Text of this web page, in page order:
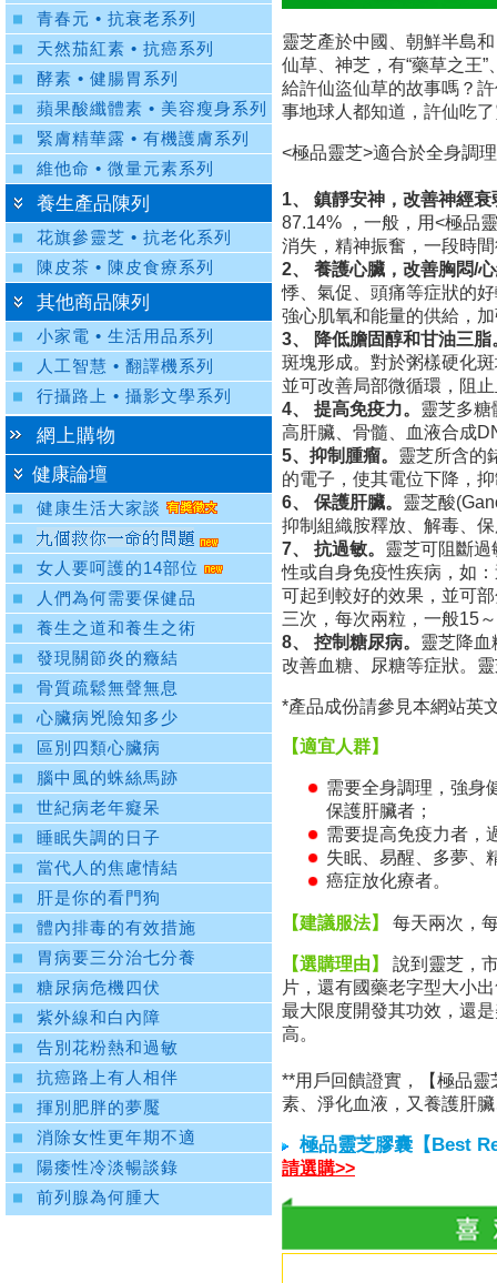
靈芝產於中國、朝鮮半島
仙草、神芝，有“藥草之王
給許仙盜仙草的故事嗎？
事地球人都知道，許仙吃
<極品靈芝>適合於全身調
1、 鎮靜安神，改善神經衰
87.14% ，一般，用<極品
消失，精神振奮，一段時
2、 養護心臟，改善胸悶/
悸、氣促、頭痛等症狀的
強心肌氧和能量的供給，
3、 降低膽固醇和甘油三脂
斑塊形成。對於粥樣硬化
並可改善局部微循環，阻
4、 提高免疫力。 靈芝多糖
高肝臟、骨髓、血液合成
5、抑制腫瘤。 靈芝所含的
的電子，使其電位下降，
6、 保護肝臟。 靈芝酸
抑制組織胺釋放、解毒、
7、 抗過敏。 靈芝可阻斷
性或自身免疫性疾病，如
可起到較好的效果，並可
三次，每次兩粒，一般15
8、 控制糖尿病。 靈芝降血
改善血糖、尿糖等症狀。
*產品成份請參見本網站英
【適宜人群】
需要全身調理，強身
保護肝臟者；
需要提高免疫力者，
失眠、易醒、多夢、
癌症放化療者。
【建議服法】 每天兩次，
【選購理由】
說到靈芝，
片，還有國藥老字型大小
最大限度開發其功效，還
高。
**用戶回饋證實，【極品
素、淨化血液，又養護肝
極品靈芝膠囊【Best
請選購>>
青春元 • 抗衰老系列
天然茄紅素 • 抗癌系列
酵素 • 健腸胃系列
蘋果酸纖體素 • 美容瘦身系列
緊膚精華露 • 有機護膚系列
維他命 • 微量元素系列
養生產品陳列
花旗參靈芝 • 抗老化系列
陳皮茶 • 陳皮食療系列
其他商品陳列
小家電 • 生活用品系列
人工智慧 • 翻譯機系列
行攝路上 • 攝影文學系列
網上購物
健康論壇
健康生活大家談
女人要呵護的14部位
人們為何需要保健品
養生之道和養生之術
發現關節炎的癥結
骨質疏鬆無聲無息
心臟病兇險知多少
區別四類心臟病
腦中風的蛛絲馬跡
世紀病老年癡呆
睡眠失調的日子
當代人的焦慮情結
肝是你的看門狗
體內排毒的有效措施
胃病要三分治七分養
糖尿病危機四伏
紫外線和白內障
告別花粉熱和過敏
抗癌路上有人相伴
揮別肥胖的夢魘
消除女性更年期不適
陽痿性冷淡暢談錄
前列腺為何腫大